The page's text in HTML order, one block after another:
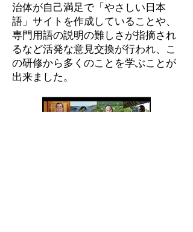
治体が自己満足で「やさしい日本
語」サイトを作成していることや、
専門用語の説明の難しさが指摘され
るなど活発な意見交換が行われ、こ
の研修から多くのことを学ぶことが
出来ました。